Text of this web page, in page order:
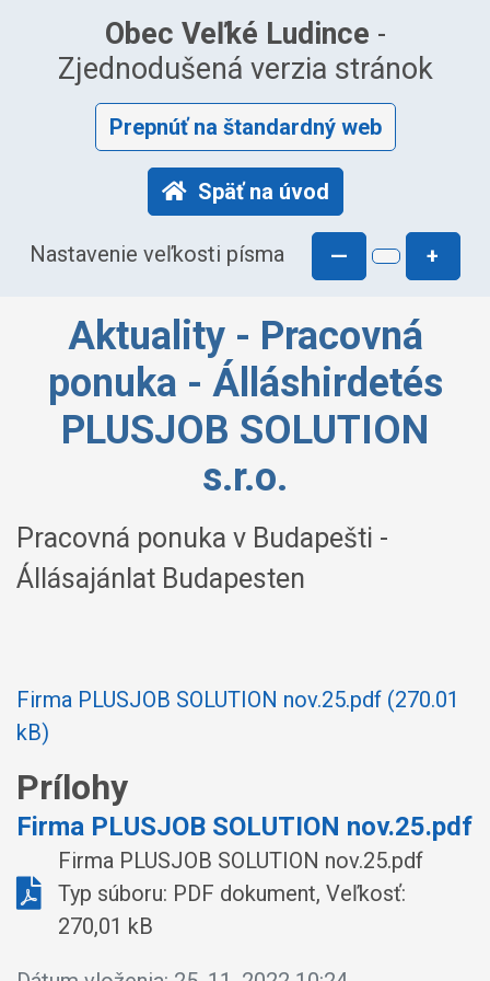
Obec Veľké Ludince -
Zjednodušená verzia stránok
Prepnúť na štandardný web
Späť na úvod
Nastavenie veľkosti písma — +
Aktuality - Pracovná
ponuka - Álláshirdetés
PLUSJOB SOLUTION
s.r.o.
Pracovná ponuka v Budapešti -
Állásajánlat Budapesten
Firma PLUSJOB SOLUTION nov.25.pdf (270.01
kB)
Prílohy
Firma PLUSJOB SOLUTION nov.25.pdf
Firma PLUSJOB SOLUTION nov.25.pdf
Typ súboru: PDF dokument, Veľkosť:
270,01 kB